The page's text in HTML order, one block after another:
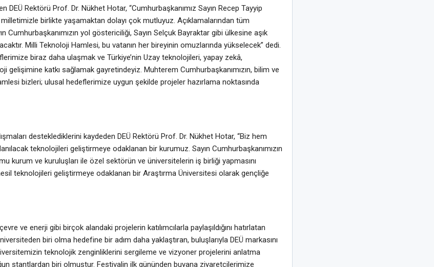
Rektörü Prof. Dr. Nükhet Hotar, “Cumhurbaşkanımız Sayın Recep Tayyip
birlikte yaşamaktan dolayı çok mutluyuz. Açıklamalarından tüm
Cumhurbaşkanımızın yol göstericiliği, Sayın Selçuk Bayraktar gibi ülkesine aşık
Milli Teknoloji Hamlesi, bu vatanın her bireyinin omuzlarında yükselecek” dedi.
biraz daha ulaşmak ve Türkiye’nin Uzay teknolojileri, yapay zekâ,
katkı sağlamak gayretindeyiz. Muhterem Cumhurbaşkanımızın, bilim ve
bizleri; ulusal hedeflerimize uygun şekilde projeler hazırlama noktasında
desteklediklerini kaydeden DEÜ Rektörü Prof. Dr. Nükhet Hotar, “Biz hem
teknolojileri geliştirmeye odaklanan bir kurumuz. Sayın Cumhurbaşkanımızın
kurum ve kuruluşları ile özel sektörün ve üniversitelerin iş birliği yapmasını
teknolojileri geliştirmeye odaklanan bir Araştırma Üniversitesi olarak gençliğe
ve enerji gibi birçok alandaki projelerin katılımcılarla paylaşıldığını hatırlatan
biri olma hedefine bir adım daha yaklaştıran, buluşlarıyla DEÜ markasını
teknolojik zenginliklerini sergileme ve vizyoner projelerini anlatma
stantlardan biri olmuştur. Festivalin ilk gününden buyana ziyaretçilerimize